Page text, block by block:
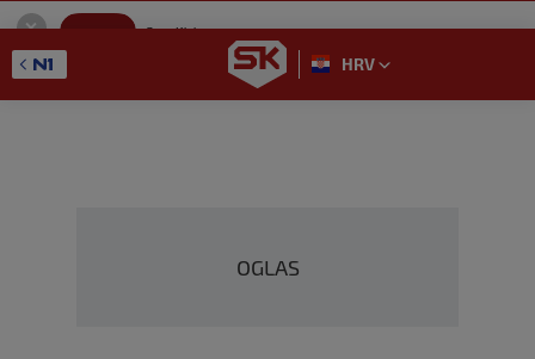
SportKlub
GET - On the Google Play
HRV
OGLAS